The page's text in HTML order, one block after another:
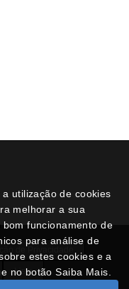
Lista
utilização de cookies
melhorar a sua
funcionamento de
para análise de
estes cookies e a
no botão Saiba Mais.